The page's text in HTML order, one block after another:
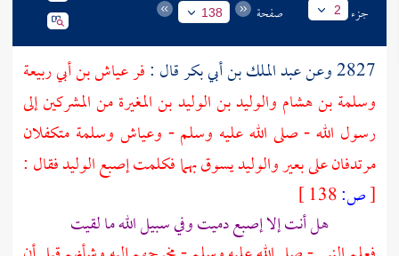
جزء 2 صفحة 138
2827 وعن عبد الملك بن أبي بكرقال :فرعياش بن أبي ربيعة
وسلمة بن هشام والوليد بن الوليد بن المغيرةمن المشركين إلى
رسول الله - صلى الله عليه وسلم - وعياش وسلمة متكفلان
مرتدفان على بعيروالوليديسوق بهما فكلمت إصبعالوليدفقال :
[ص:
هل أنت إلا إصبع دميت وفي سبيل الله ما لقيت